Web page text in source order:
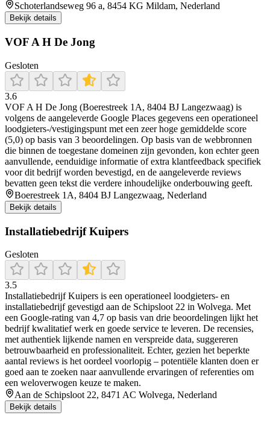
Schoterlandseweg 96 a, 8454 KG Mildam, Nederland
Bekijk details
VOF A H De Jong
Gesloten
3.6
VOF A H De Jong (Boerestreek 1A, 8404 BJ Langezwaag) is
volgens de aangeleverde Google Places gegevens een operationeel
loodgieters-/vestigingspunt met een zeer hoge gemiddelde score
(5,0) op basis van 3 beoordelingen. Op basis van de webbronnen
die binnen de toegestane domeinen zijn gevonden, kon echter geen
aanvullende, eenduidige informatie of extra klantfeedback specifiek
voor dit bedrijf worden bevestigd, en de aangeleverde reviews
bevatten geen tekst die verdere inhoudelijke onderbouwing geeft.
Boerestreek 1A, 8404 BJ Langezwaag, Nederland
Bekijk details
Installatiebedrijf Kuipers
Gesloten
3.5
Installatiebedrijf Kuipers is een operationeel loodgieters- en
installatiebedrijf gevestigd aan de Schipsloot 22 in Wolvega. Met
een Google‑rating van 4,7 op basis van drie beoordelingen lijkt het
bedrijf kwalitatief werk en goede service te leveren. De recensies,
met authentiek lijkende namen en verspreide data, suggereren
betrouwbaarheid en professionaliteit. Echter, gezien het beperkte
aantal reviews is het oordeel voorlopig – potentiële klanten doen er
goed aan te zoeken naar aanvullende ervaringen of referenties om
een weloverwogen keuze te maken.
Aan de Schipsloot 22, 8471 AC Wolvega, Nederland
Bekijk details